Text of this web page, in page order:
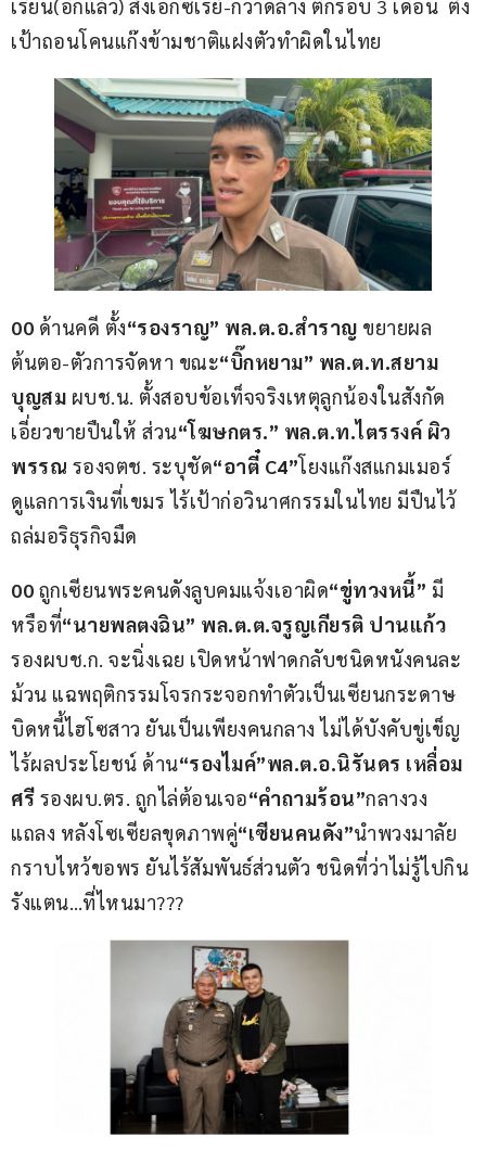
เรียน(อีกแล้ว) สั่งเอกซเรย์-กวาดล้าง ตีกรอบ 3 เดือน  ตั้ง
เป้าถอนโคนแก๊งข้ามชาติแฝงตัวทำผิดในไทย
00 ด้านคดี ตั้ง“รองราญ” พล.ต.อ.สำราญ ขยายผล
ต้นตอ-ตัวการจัดหา ขณะ“บิ๊กหยาม” พล.ต.ท.สยาม
บุญสม ผบช.น. ตั้งสอบข้อเท็จจริงเหตุลูกน้องในสังกัด
เอี่ยวขายปืนให้ ส่วน“โฆษกตร.” พล.ต.ท.ไตรรงค์ ผิว
พรรณ รองจตช. ระบุชัด“อาตี๋ C4”โยงแก๊งสแกมเมอร์
ดูแลการเงินที่เขมร ไร้เป้าก่อวินาศกรรมในไทย มีปืนไว้
ถล่มอริธุรกิจมืด
00 ถูกเซียนพระคนดังลูบคมแจ้งเอาผิด“ขู่ทวงหนี้” มี
หรือที่“นายพลตงฉิน” พล.ต.ต.จรูญเกียรติ ปานแก้ว
รองผบช.ก. จะนิ่งเฉย เปิดหน้าฟาดกลับชนิดหนังคนละ
ม้วน แฉพฤติกรรมโจรกระจอกทำตัวเป็นเซียนกระดาษ
บิดหนี้ไฮโซสาว ยันเป็นเพียงคนกลาง ไม่ได้บังคับขู่เข็ญ
ไร้ผลประโยชน์ ด้าน“รองไมค์”พล.ต.อ.นิรันดร เหลื่อม
ศรี รองผบ.ตร. ถูกไล่ต้อนเจอ“คำถามร้อน”กลางวง
แถลง หลังโซเซียลขุดภาพคู่“เซียนคนดัง”นำพวงมาลัย
กราบไหว้ขอพร ยันไร้สัมพันธ์ส่วนตัว ชนิดที่ว่าไม่รู้ไปกิน
รังแตน…ที่ไหนมา???